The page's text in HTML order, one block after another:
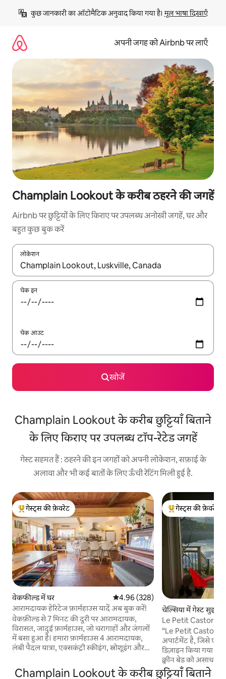
छोड़कर
कॉन्टेंट
कुछ जानकारी का ऑटोमैटिक अनुवाद किया गया है। मूल भाषा दिखाएँ
अपनी जगह को Airbnb पर लाएँ
Champlain Lookout के करीब ठहरने की जगहें
Airbnb पर छुट्टियों के लिए किराए पर उपलब्ध अनोखी जगहें, घर और
बहुत कुछ बुक करें
लोकेशन
नतीजों के उपलब्ध होने पर, अप और डाउन 'ऐरो की' का इस्तेमाल करके नेविगेट
चेक इन
चेक आउट
खोजें
Champlain Lookout के करीब छुट्टियाँ बिताने
के लिए किराए पर उपलब्ध टॉप-रेटेड जगहें
गेस्ट सहमत हैं : ठहरने की इन जगहों को अपनी लोकेशन, सफ़ाई के
अलावा और भी कई बातों के लिए ऊँची रेटिंग मिली हुई है.
गेस्ट्स का टॉप फ़ेवरेट
गेस्ट्स की फ़ेवरेट
वेकफील्ड में घर औसत रेटिंग 5 में से 4.96, 328 समीक्षाएँ
4.96 (328)
आरामदायक हेरिटेज फ़ार्महाउस यादें अब बुक करें!
वेकफ़ील्ड से 7 मिनट की दूरी पर आरामदायक,
विरासत, जादुई फ़ार्महाउस, जो चरागाहों और जंगलों
में बसा हुआ है। हमारा फ़ार्महाउस 4 आरामदायक,
लंबी पैदल यात्रा, एक्सकंट्री स्कीइंग, स्नोशूइंग और
डाउनहिल स्की रिसॉर्ट, भव्य समुद्र तटों और पगडंडियों
के साथ गैटिनेउ नदी/पार्क हैं। स्वादिष्ट फ़ार्म फ़्रेश
गेस्ट्स का टॉप फ़ेवरेट
गेस्ट्स की फ़ेवरेट
चेल्सिया में गेस्ट सुइट
Le Petit Castor -
स्टूडियो
“Le Petit Castor एक
अपार्टमेंट है, जिसे
डिज़ाइन किया गया
क्वीन बेड को
रेटिंग मिली हुई है।
Champlain Lookout के करीब छुट्टियाँ बिताने